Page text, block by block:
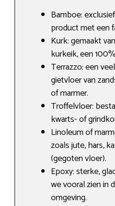
Bamboe:
product met een
Kurk: gemaakt
kurkeik, een
Terrazzo: een
gietvloer van
of marmer.
Troffelvloer:
kwarts- of
Linoleum of
zoals jute, hars,
(gegoten vloer).
Epoxy: sterke,
we vooral zien in
omgeving.